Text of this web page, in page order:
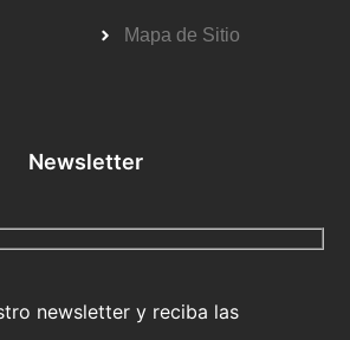
Mapa de Sitio
Newsletter
newsletter y reciba las